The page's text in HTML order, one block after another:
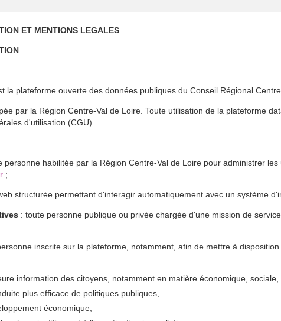
ET MENTIONS LEGALES
la plateforme ouverte des données publiques du Conseil Régional
par la Région Centre-Val de Loire. Toute utilisation de la plateforme
d'utilisation (CGU).
personne habilitée par la Région Centre-Val de Loire pour administrer
;
structurée permettant d'interagir automatiquement avec un système
: toute personne publique ou privée chargée d'une mission de
inscrite sur la plateforme, notamment, afin de mettre à
information des citoyens, notamment en matière économique,
plus efficace de politiques publiques,
économique,